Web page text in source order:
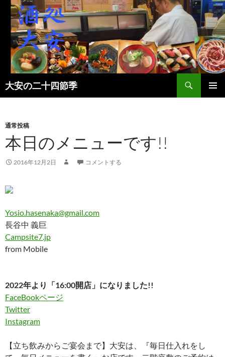
大安の二十四節季
検
索
ン
へ
キ
プ
通常投稿
本日のメニューです!!
2016年12月2日 コメントする
Yosio.hasenaka@gmail.com
長谷中 義巨
Campsite7.jp
from Mobile
2022年より「16:00開店」になりました!!
FaceBookページ
Twitter
Instagram
【立ち飲みからご宴会まで】大安は、『毎日仕入れをし